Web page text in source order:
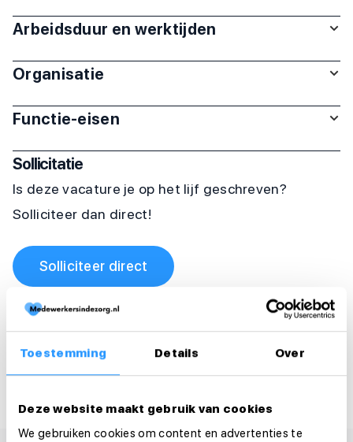
Toestemming Details Over
Deze website maakt gebruik van cookies
We gebruiken cookies om content en advertenties te
Arbeidsduur en werktijden
Organisatie
Functie-eisen
Sollicitatie
Is deze vacature je op het lijf geschreven?
Solliciteer dan direct!
Solliciteer direct
Solliciteer binnen 1 minuut
Deel deze vacature: